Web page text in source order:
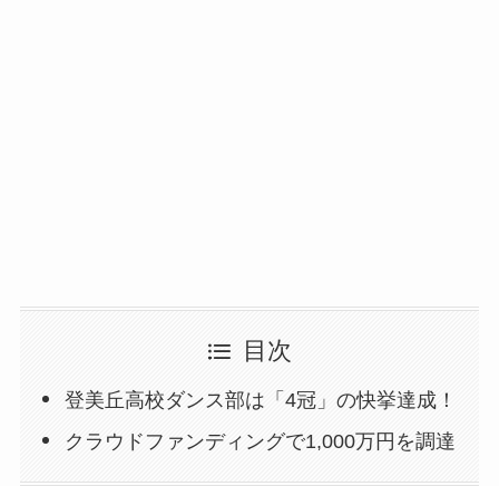
目次
登美丘高校ダンス部は「4冠」の快挙達成！
クラウドファンディングで1,000万円を調達